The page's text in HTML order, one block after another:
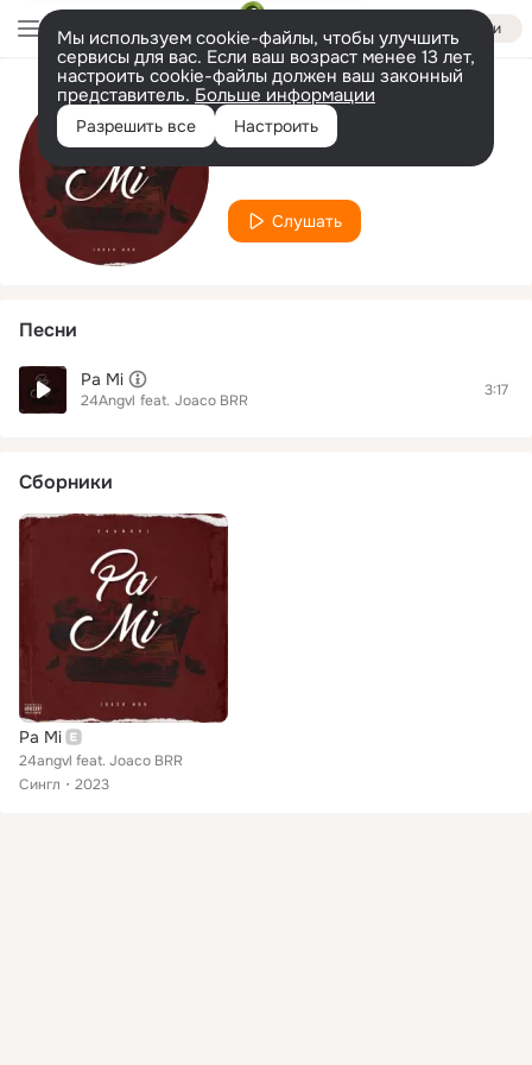
Войти
Мы используем cookie-файлы, чтобы улучшить
сервисы для вас. Если ваш возраст менее 13 лет,
настроить cookie-файлы должен ваш законный
представитель. Больше информации
Разрешить все Настроить
Исполнитель
Joaco BRR
Слушать
Песни
Pa Mi
24Angvl feat. Joaco BRR
3:17
Сборники
Pa Mi
24angvl feat. Joaco BRR
Сингл
2023